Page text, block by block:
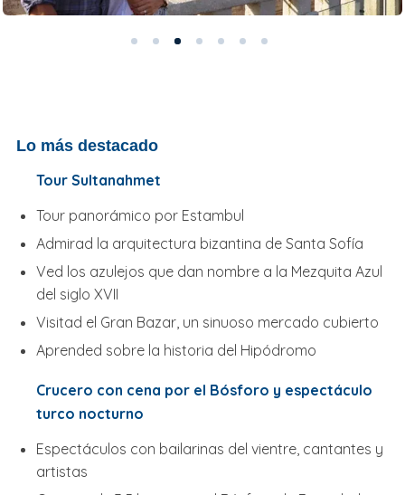
Lo más destacado
Tour Sultanahmet
Tour panorámico por Estambul
Admirad la arquitectura bizantina de Santa Sofía
Ved los azulejos que dan nombre a la Mezquita Azul
del siglo XVII
Visitad el Gran Bazar, un sinuoso mercado cubierto
Aprended sobre la historia del Hipódromo
Crucero con cena por el Bósforo y espectáculo
turco nocturno
Espectáculos con bailarinas del vientre, cantantes y
artistas